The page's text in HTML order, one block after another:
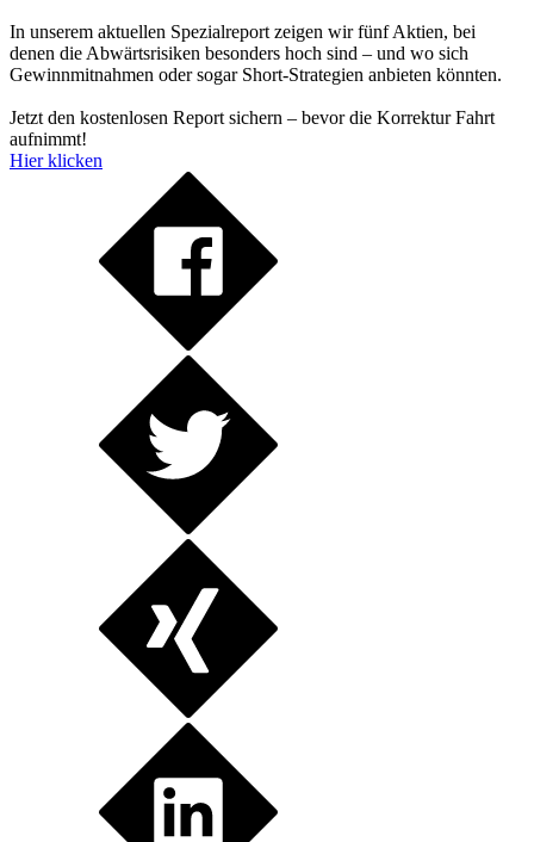
In unserem aktuellen Spezialreport zeigen wir fünf Aktien, bei
denen die Abwärtsrisiken besonders hoch sind – und wo sich
Gewinnmitnahmen oder sogar Short-Strategien anbieten könnten.
Jetzt den kostenlosen Report sichern – bevor die Korrektur Fahrt
aufnimmt!
Hier klicken